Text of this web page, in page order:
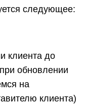
следующее:
клиента до
обновлении
на
клиента)